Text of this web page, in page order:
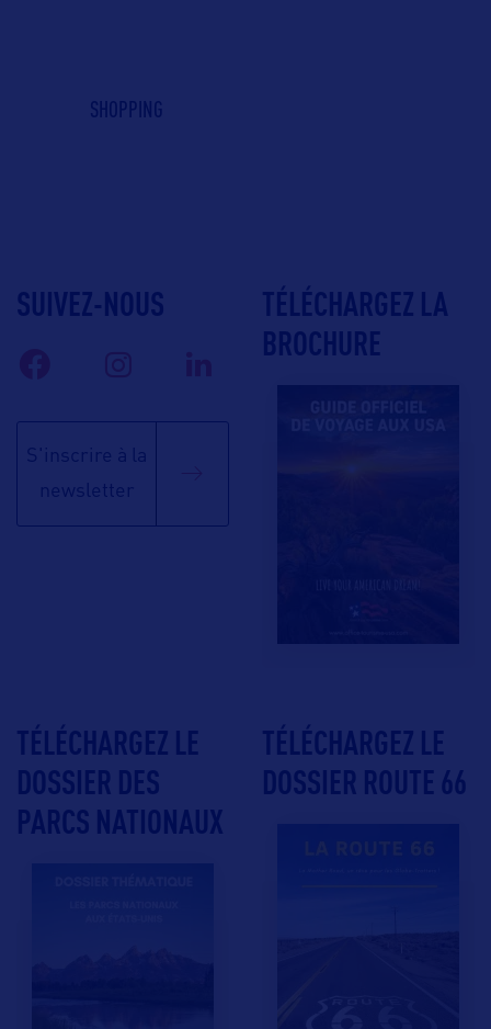
SHOPPING
SUIVEZ-NOUS
S'inscrire à la
newsletter
TÉLÉCHARGEZ LA
BROCHURE
TÉLÉCHARGEZ LE
DOSSIER DES
PARCS NATIONAUX
TÉLÉCHARGEZ LE
DOSSIER ROUTE 66